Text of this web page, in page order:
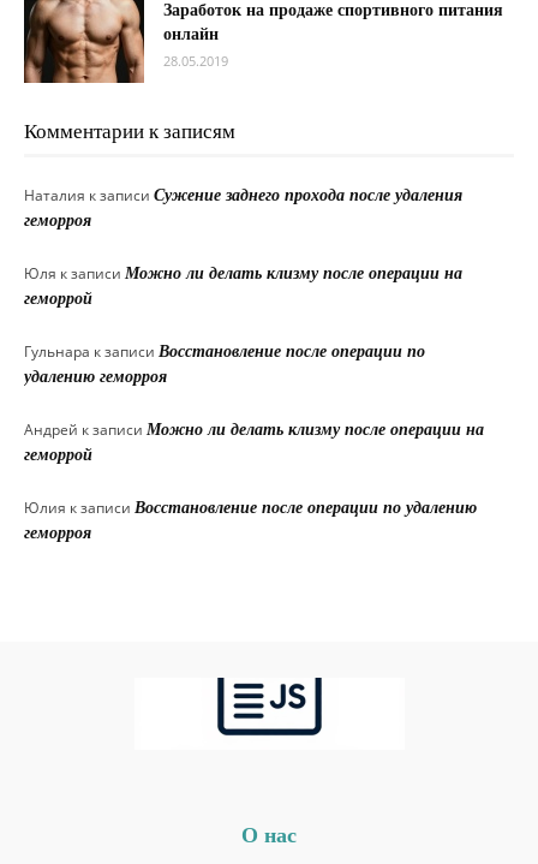
Заработок на продаже спортивного питания
онлайн
28.05.2019
Комментарии к записям
Наталия к записи Сужение заднего прохода после удаления
геморроя
Юля к записи Можно ли делать клизму после операции на
геморрой
Гульнара к записи Восстановление после операции по
удалению геморроя
Андрей к записи Можно ли делать клизму после операции на
геморрой
Юлия к записи Восстановление после операции по удалению
геморроя
О нас